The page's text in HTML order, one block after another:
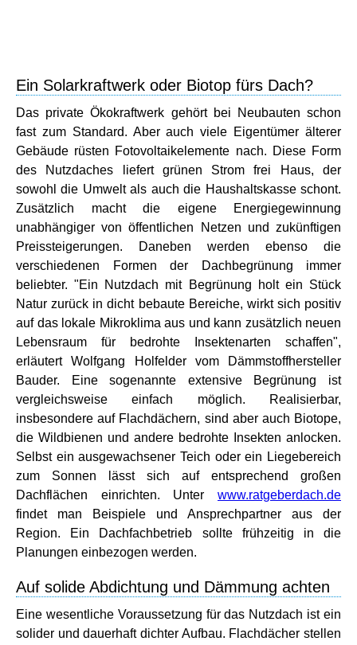
Ein Solarkraftwerk oder Biotop fürs Dach?
Das private Ökokraftwerk gehört bei Neubauten schon
fast zum Standard. Aber auch viele Eigentümer älterer
Gebäude rüsten Fotovoltaikelemente nach. Diese Form
des Nutzdaches liefert grünen Strom frei Haus, der
sowohl die Umwelt als auch die Haushaltskasse schont.
Zusätzlich macht die eigene Energiegewinnung
unabhängiger von öffentlichen Netzen und zukünftigen
Preissteigerungen. Daneben werden ebenso die
verschiedenen Formen der Dachbegrünung immer
beliebter. "Ein Nutzdach mit Begrünung holt ein Stück
Natur zurück in dicht bebaute Bereiche, wirkt sich positiv
auf das lokale Mikroklima aus und kann zusätzlich neuen
Lebensraum für bedrohte Insektenarten schaffen",
erläutert Wolfgang Holfelder vom Dämmstoffhersteller
Bauder. Eine sogenannte extensive Begrünung ist
vergleichsweise einfach möglich. Realisierbar,
insbesondere auf Flachdächern, sind aber auch Biotope,
die Wildbienen und andere bedrohte Insekten anlocken.
Selbst ein ausgewachsener Teich oder ein Liegebereich
zum Sonnen lässt sich auf entsprechend großen
Dachflächen einrichten. Unter www.ratgeberdach.de
findet man Beispiele und Ansprechpartner aus der
Region. Ein Dachfachbetrieb sollte frühzeitig in die
Planungen einbezogen werden.
Auf solide Abdichtung und Dämmung achten
Eine wesentliche Voraussetzung für das Nutzdach ist ein
solider und dauerhaft dichter Aufbau. Flachdächer stellen